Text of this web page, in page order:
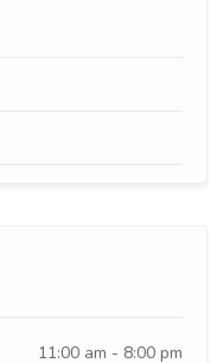
11:00 am - 8:00 pm